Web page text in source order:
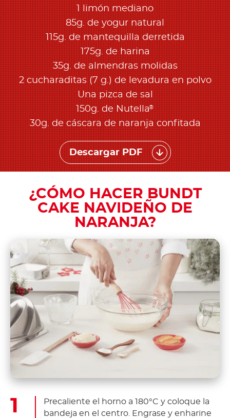
1 limón mediano
85g. de yogur natural
115g. de mantequilla derretida
175g. de harina
35g. de almendras molidas
2 cucharaditas (7 g.) de levadura en polvo
Una pizca de sal
150g. de Nutella®
30g. de cáscara de naranja confitada
Descargar PDF
¿CÓMO HACER BUNDT
CAKE NAVIDEÑO DE
NARANJA?
Precaliente el horno a 180°C y coloque la
bandeja en el centro. Engrase y enharine